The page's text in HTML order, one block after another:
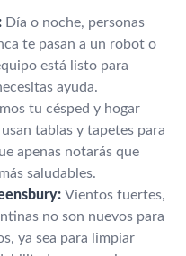
Día o noche, personas
te pasan a un robot o
está listo para
ayuda.
tu césped y hogar
tablas y tapetes para
apenas notarás que
saludables.
Vientos fuertes,
no son nuevos para
ya sea para limpiar